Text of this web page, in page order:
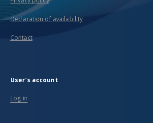
Declaration of availability
Contact
User's account
Log in